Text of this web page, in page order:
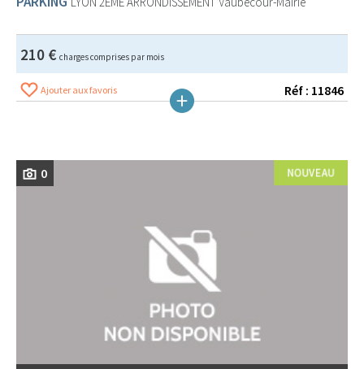
210 € charges comprises par mois
Ajouter aux favoris Réf : 11846
0